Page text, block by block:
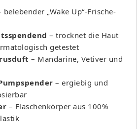
belebender „Wake Up“-Frische-
– trocknet die Haut
getestet
– Mandarine, Vetiver und
– ergiebig und
– Flaschenkörper aus 100%